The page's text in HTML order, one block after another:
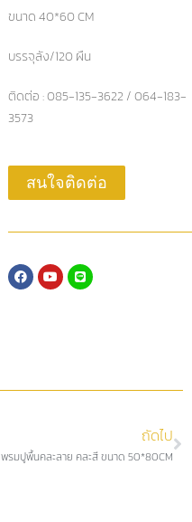
ขนาด 40*60 CM
บรรจุลัง/120 ผืน
ติดต่อ : 085-135-3622 / 064-183-
3573
สนใจติดต่อ
ถัดไป
พรมปูพื้นคละลาย คละสี ขนาด 50*80CM